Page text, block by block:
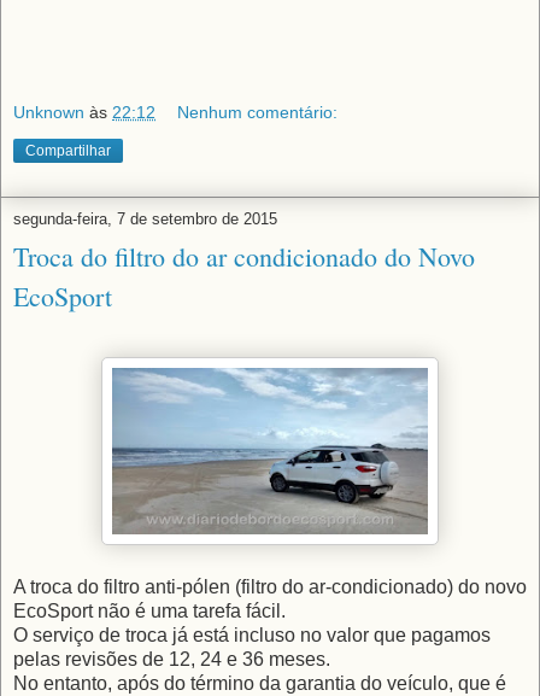
Unknown às 22:12 Nenhum comentário:
Compartilhar
segunda-feira, 7 de setembro de 2015
Troca do filtro do ar condicionado do Novo
EcoSport
A troca do filtro anti-pólen (filtro do ar-condicionado) do novo
EcoSport não é uma tarefa fácil.
O serviço de troca já está incluso no valor que pagamos
pelas revisões de 12, 24 e 36 meses.
No entanto, após do término da garantia do veículo, que é